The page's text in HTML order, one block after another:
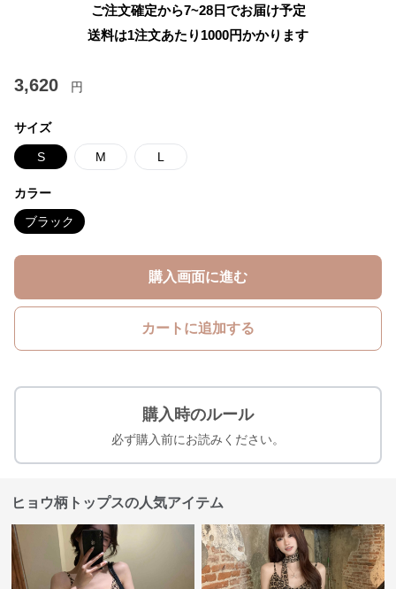
ご注文確定から7~28日でお届け予定
送料は1注文あたり 1000円かかります
3,620 円
サイズ
S M L
カラー
ブラック
購入画面に進む
カートに追加する
購入時のルール
必ず購入前にお読みください。
ヒョウ柄トップスの人気アイテム